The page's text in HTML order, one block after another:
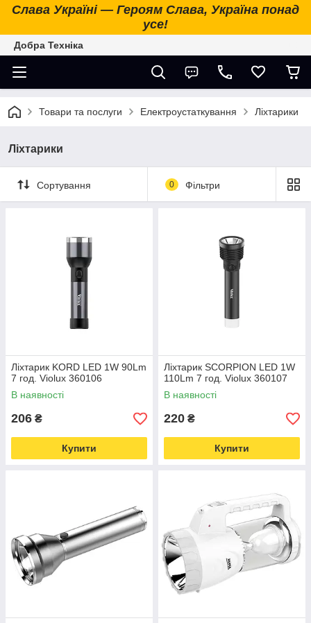
Слава Україні — Героям Слава, Україна понад
усе!
Добра Техніка
Товари та послуги Електроустаткування Ліхтарики
Ліхтарики
Сортування 0 Фільтри
Ліхтарик KORD LED 1W 90Lm
7 год. Violux 360106
В наявності
206 ₴
Купити
Ліхтарик SCORPION LED 1W
110Lm 7 год. Violux 360107
В наявності
220 ₴
Купити